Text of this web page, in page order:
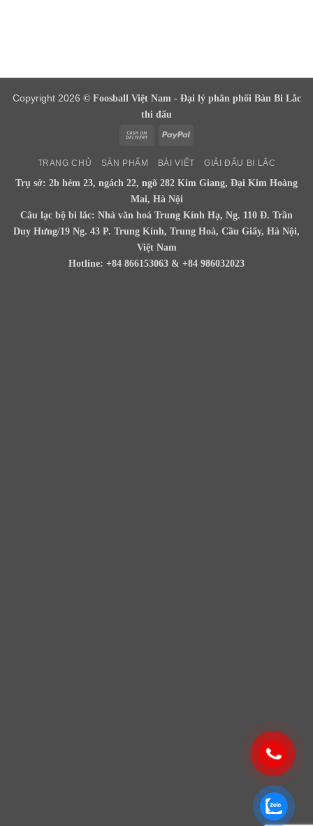
Copyright 2026 © Foosball Việt Nam - Đại lý phân phối Bàn Bi Lắc
thi đấu
Cash
Delivery
PayPal
TRANG CHỦ SẢN PHẨM BÀI VIẾT GIẢI ĐẤU BI LẮC
Trụ sở: 2b hẻm 23, ngách 22, ngõ 282 Kim Giang, Đại Kim Hoàng
Mai, Hà Nội
Câu lạc bộ bi lắc: Nhà văn hoá Trung Kính Hạ, Ng. 110 Đ. Trần
Duy Hưng/19 Ng. 43 P. Trung Kính, Trung Hoà, Cầu Giấy, Hà Nội,
Việt Nam
Hotline: +84 866153063 & +84 986032023